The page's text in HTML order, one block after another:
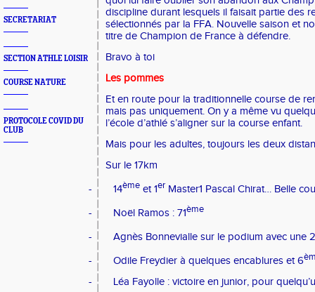
SECRETARIAT
SECTION ATHLE LOISIR
COURSE NATURE
PROTOCOLE COVID DU
CLUB
discipline durant lesquels il faisait partie des
sélectionnés par la FFA. Nouvelle saison et
titre de Champion de France à défendre.
Bravo à toi
Les pommes
Et en route pour la traditionnelle course de
mais pas uniquement. On y a même vu
l’école d’athlé s’aligner sur la course enfant.
Mais pour les adultes, toujours les deux
Sur le 17km
- 14ème et 1er Master1 Pascal Chirat… Belle
- Noël Ramos : 71ème
- Agnès Bonnevialle sur le podium avec une 2
- Odile Freydier à quelques encablures et 6
- Léa Fayolle : victoire en junior, pour